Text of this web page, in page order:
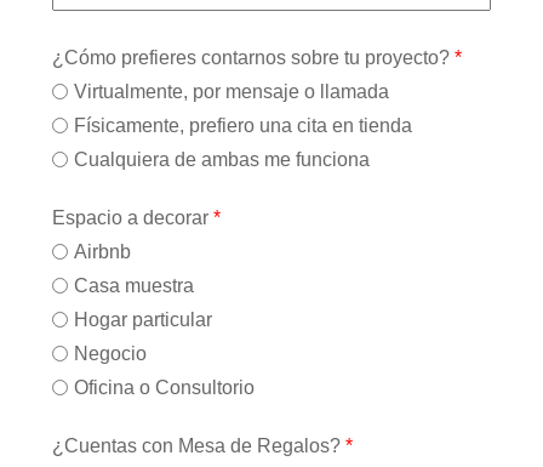
¿Cómo prefieres contarnos sobre tu proyecto? *
Virtualmente, por mensaje o llamada
Físicamente, prefiero una cita en tienda
Cualquiera de ambas me funciona
Espacio a decorar *
Airbnb
Casa muestra
Hogar particular
Negocio
Oficina o Consultorio
¿Cuentas con Mesa de Regalos? *